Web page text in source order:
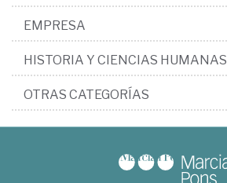
EMPRESA
HISTORIA Y CIENCIAS HUMANAS
OTRAS CATEGORÍAS